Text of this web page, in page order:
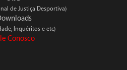
de Justiça Desportiva)
Inquéritos e etc)
Conosco